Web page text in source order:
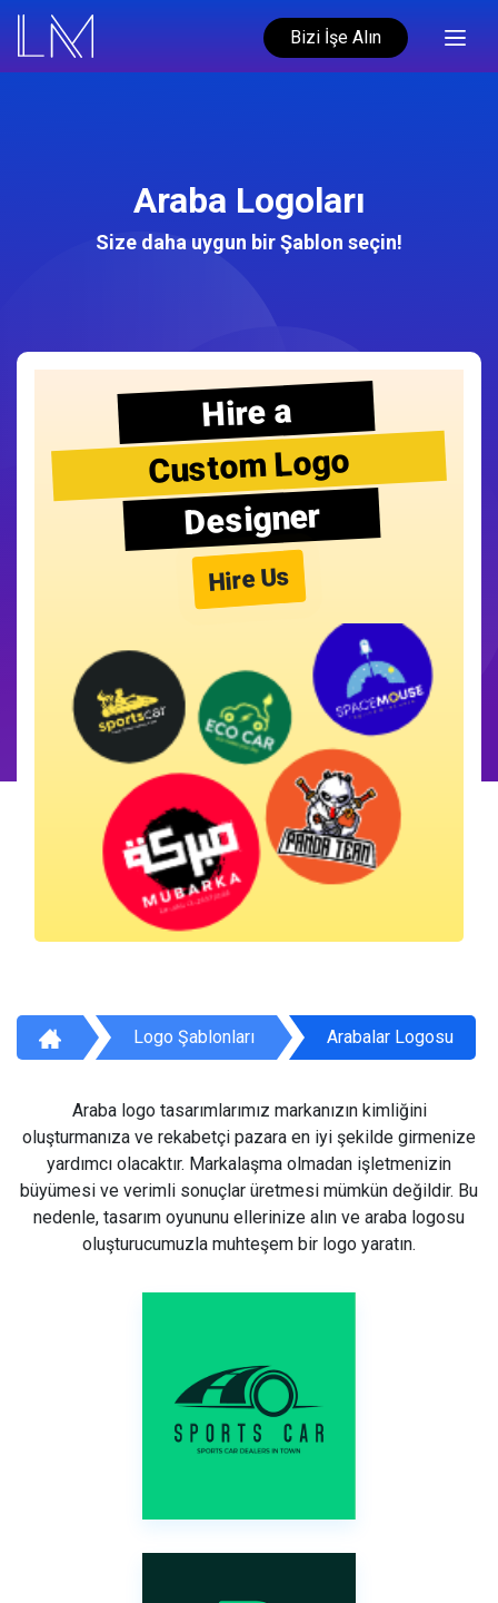
Bizi İşe Alın
Araba Logoları
Size daha uygun bir Şablon seçin!
Hire a
Custom Logo
Designer
Hire Us
Logo Şablonları Arabalar Logosu
Araba logo tasarımlarımız markanızın kimliğini
oluşturmanıza ve rekabetçi pazara en iyi şekilde girmenize
yardımcı olacaktır. Markalaşma olmadan işletmenizin
büyümesi ve verimli sonuçlar üretmesi mümkün değildir. Bu
nedenle, tasarım oyununu ellerinize alın ve araba logosu
oluşturucumuzla muhteşem bir logo yaratın.